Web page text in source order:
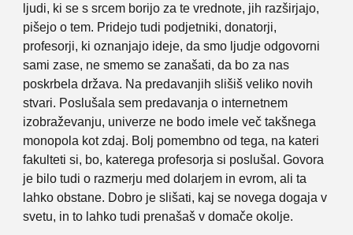
ljudi, ki se s srcem borijo za te vrednote, jih razširjajo,
pišejo o tem. Pridejo tudi podjetniki, donatorji,
profesorji, ki oznanjajo ideje, da smo ljudje odgovorni
sami zase, ne smemo se zanašati, da bo za nas
poskrbela država. Na predavanjih slišiš veliko novih
stvari. Poslušala sem predavanja o internetnem
izobraževanju, univerze ne bodo imele več takšnega
monopola kot zdaj. Bolj pomembno od tega, na kateri
fakulteti si, bo, katerega profesorja si poslušal. Govora
je bilo tudi o razmerju med dolarjem in evrom, ali ta
lahko obstane. Dobro je slišati, kaj se novega dogaja v
svetu, in to lahko tudi prenašaš v domače okolje.